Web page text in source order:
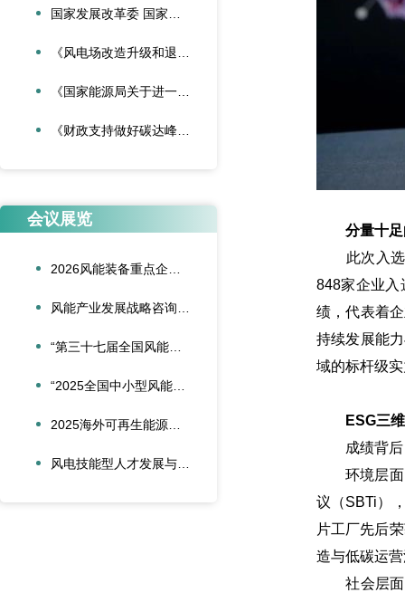
会议展览
分量十足
此次入选
848家企业入
绩，代表着
持续发展能
域的标杆级
ESG三维
成绩背后，
环境层面，
议（SBTi）
片工厂先后
造与低碳运
社会层面，